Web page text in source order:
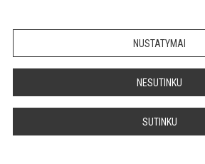
NUSTATYMAI
NESUTINKU
SUTINKU
Apie psichines
problemas, krizes bei
prevenciją bei intervenciją